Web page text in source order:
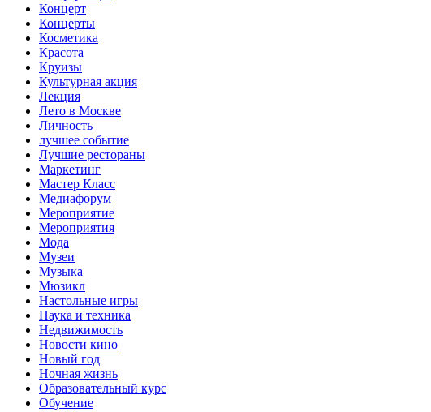
Концерт
Концерты
Косметика
Красота
Круизы
Культурная акция
Лекция
Лето в Москве
Личность
лучшее событие
Лучшие рестораны
Маркетинг
Мастер Класс
Медиафорум
Мероприятие
Мероприятия
Мода
Музеи
Музыка
Мюзикл
Настольные игры
Наука и техника
Недвижимость
Новости кино
Новый год
Ночная жизнь
Образовательный курс
Обучение